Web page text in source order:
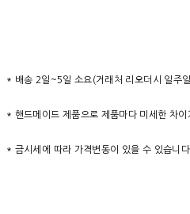
* 배송 2일~5일 소요(거래처 리오더시 일주
* 핸드메이드 제품으로 제품마다 미세한 차이
* 금시세에 따라 가격변동이 있을 수 있습니다.